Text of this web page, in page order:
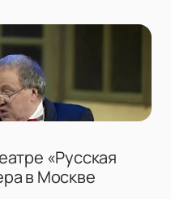
«Русская
в Москве